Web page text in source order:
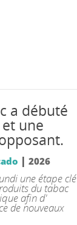
a débuté
une
| 2026
une étape clé
du tabac
afin d'
de nouveaux